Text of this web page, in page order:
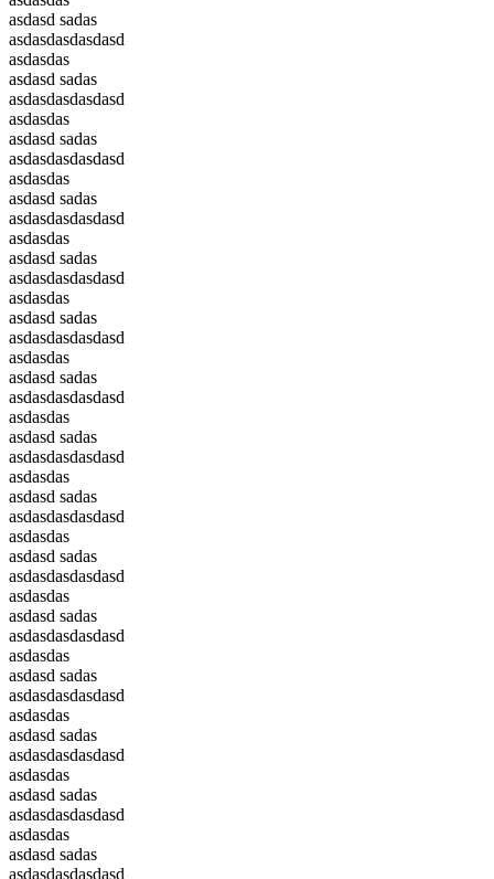
asdasd sadas
asdasdasdasdasd
asdasdas
asdasd sadas
asdasdasdasdasd
asdasdas
asdasd sadas
asdasdasdasdasd
asdasdas
asdasd sadas
asdasdasdasdasd
asdasdas
asdasd sadas
asdasdasdasdasd
asdasdas
asdasd sadas
asdasdasdasdasd
asdasdas
asdasd sadas
asdasdasdasdasd
asdasdas
asdasd sadas
asdasdasdasdasd
asdasdas
asdasd sadas
asdasdasdasdasd
asdasdas
asdasd sadas
asdasdasdasdasd
asdasdas
asdasd sadas
asdasdasdasdasd
asdasdas
asdasd sadas
asdasdasdasdasd
asdasdas
asdasd sadas
asdasdasdasdasd
asdasdas
asdasd sadas
asdasdasdasdasd
asdasdas
asdasd sadas
asdasdasdasdasd